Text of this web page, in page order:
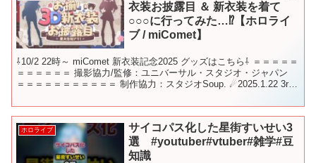
衣装お披露目 ＆ 新衣装を着て
○○○に行ってみた…⁉【ホロライ
ブ / miComet】
⇩10/2 22時～ miComet 新衣装記念2025 グッズはこちら⇩ ＝＝＝＝＝
＝＝＝＝＝＝ 撮影協力/監修：ユニバーサル・スタジオ・ジャパン
＝＝＝＝＝＝＝＝＝＝＝ 制作協力：スタジオSoup. ☄2025.1.22 3rd
ホロライブ
サイコパス化した星街すいせい3
選 #youtuber#vtuber#雑学#豆
知識